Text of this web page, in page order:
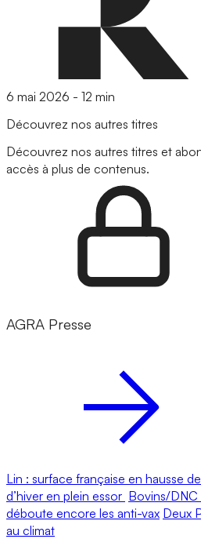
6 mai 2026 - 12 min
Découvrez nos autres titres
Découvrez nos autres titres et
accès à plus de contenus.
AGRA Presse
Lin : surface française en hausse
d’hiver en plein essor Bovins/DNC
déboute encore les anti-vax Deux
au climat